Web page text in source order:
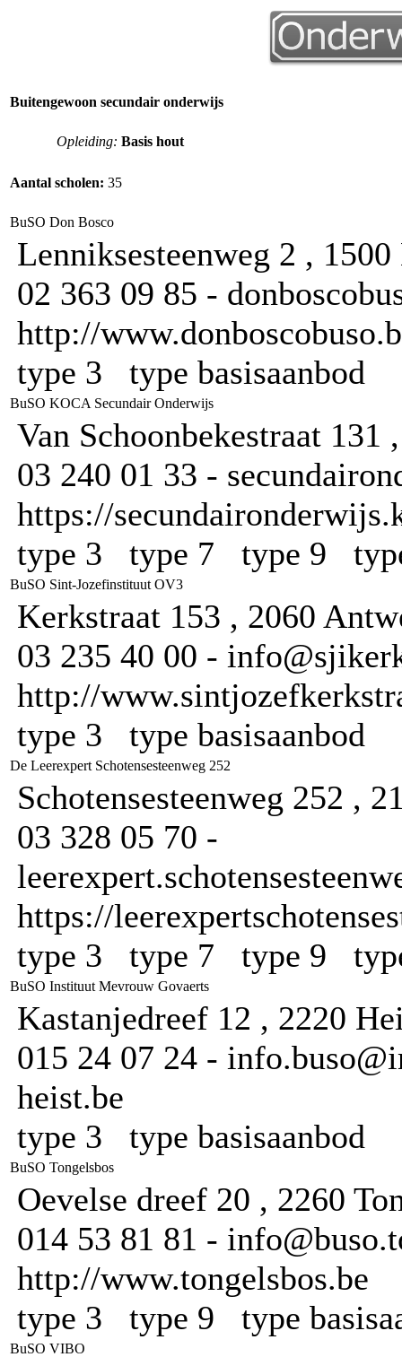
Buitengewoon secundair onderwijs
Opleiding: Basis hout
Aantal scholen: 35
BuSO Don Bosco
Lenniksesteenweg 2 ,
02 363 09 85 -
http://
type 3 type basisaanbod
BuSO KOCA Secundair Onderwijs
Van Schoonbekestraat 131
03 240 01 33 -
https://
type 3 type 7 type 9
BuSO Sint-Jozefinstituut OV3
Kerkstraat 153 , 2060
03 235 40 00 -
http://
type 3 type basisaanbod
De Leerexpert Schotensesteenweg 252
Schotensesteenweg 252 ,
03 328 05 70 -
https://
type 3 type 7 type 9
BuSO Instituut Mevrouw Govaerts
Kastanjedreef 12 , 2220
015 24 07 24 -
heist.be
type 3 type basisaanbod
BuSO Tongelsbos
Oevelse dreef 20 , 2260
014 53 81 81 -
http://www.tongelsbos.be
type 3 type 9 type
BuSO VIBO